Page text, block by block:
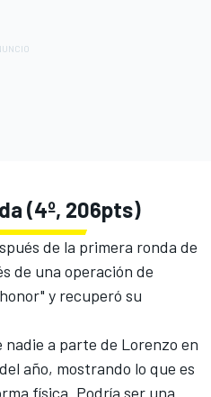
(4º, 206pts)
de la primera ronda de
de una operación de
y recuperó su
a parte de Lorenzo en
año, mostrando lo que es
física. Podría ser una